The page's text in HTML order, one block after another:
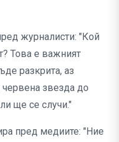
журналисти: "Кой
Това е важният
разкрита, аз
звезда до
ще се случи."
пред медиите: "Ние